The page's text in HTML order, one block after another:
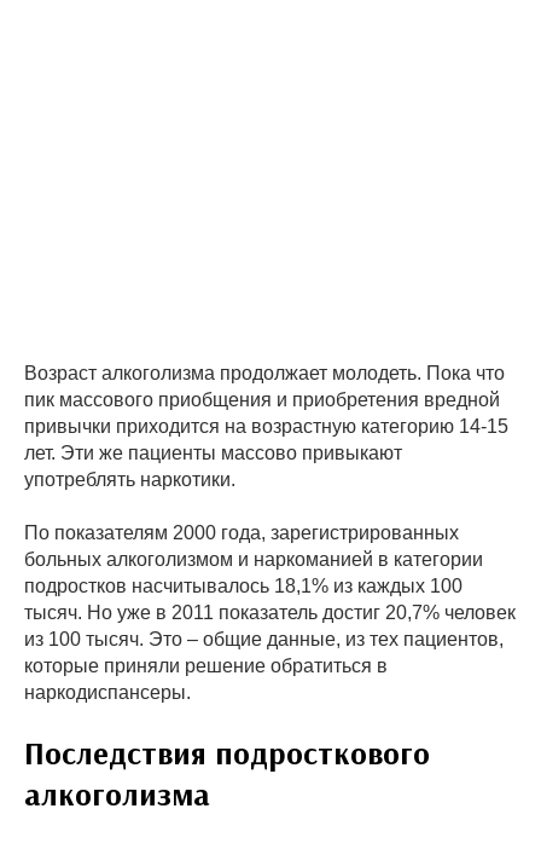
Возраст алкоголизма продолжает молодеть. Пока что
пик массового приобщения и приобретения вредной
привычки приходится на возрастную категорию 14-15
лет. Эти же пациенты массово привыкают
употреблять наркотики.
По показателям 2000 года, зарегистрированных
больных алкоголизмом и наркоманией в категории
подростков насчитывалось 18,1% из каждых 100
тысяч. Но уже в 2011 показатель достиг 20,7% человек
из 100 тысяч. Это – общие данные, из тех пациентов,
которые приняли решение обратиться в
наркодиспансеры.
Последствия подросткового
алкоголизма